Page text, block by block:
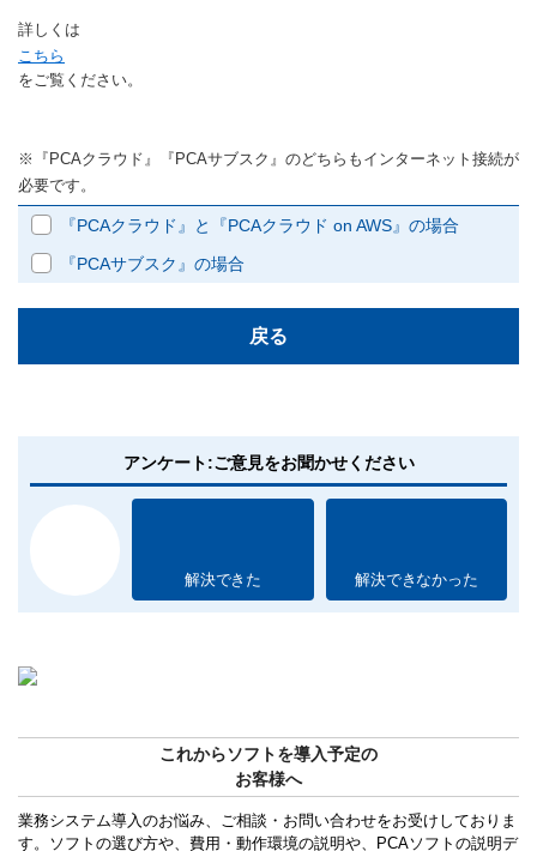
詳しくは
こちら
をご覧ください。
※『PCAクラウド』『PCAサブスク』のどちらもインターネット接続が
必要です。
『PCAクラウド』と『PCAクラウド on AWS』の場合
『PCAサブスク』の場合
戻る
アンケート:ご意見をお聞かせください
解決できた 解決できなかった
これからソフトを導入予定の
お客様へ
業務システム導入のお悩み、ご相談・お問い合わせをお受けしておりま
す。ソフトの選び方や、費用・動作環境の説明や、PCAソフトの説明デ